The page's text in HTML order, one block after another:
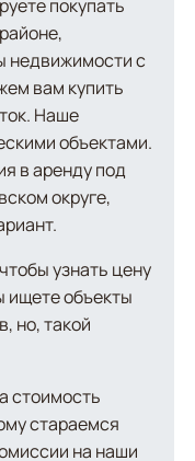
покупать
недвижимости с
вам купить
Наше
объектами.
в аренду под
округе,
узнать цену
ищете объекты
но, такой
стоимость
стараемся
на наши